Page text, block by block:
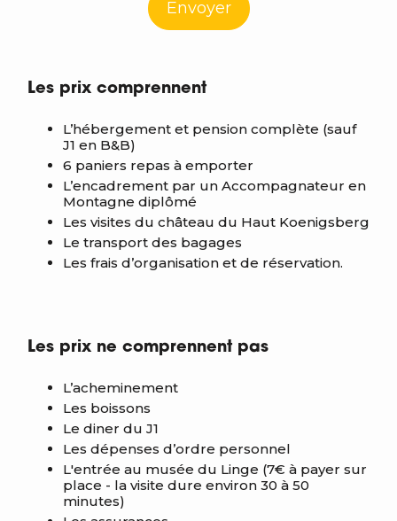
Envoyer
Les prix comprennent
L’hébergement et pension complète (sauf
J1 en B&B)
6 paniers repas à emporter
L’encadrement par un Accompagnateur en
Montagne diplômé
Les visites du château du Haut Koenigsberg
Le transport des bagages
Les frais d’organisation et de réservation.
Les prix ne comprennent pas
L’acheminement
Les boissons
Le diner du J1
Les dépenses d’ordre personnel
L'entrée au musée du Linge (7€ à payer sur
place - la visite dure environ 30 à 50
minutes)